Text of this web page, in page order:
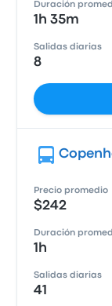
Duración
1h 35m
Salidas diarias
8
Precio promedio
$242
Duración
1h
Salidas diarias
41